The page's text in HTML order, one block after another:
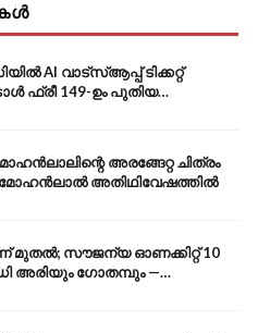
AI വാട്സ്ആപ്പ് ടിക്കറ്റ്
ഫ്രീ 149-ഉം പുതിയ
അരങ്ങേറ്റ ചിത്രം
മോഹൻലാൽ അതിഥിവേഷത്തിൽ
മുതൽ; സൗജന്യ ഓണക്കിറ്റ് 10
അരിയും ഗോതമ്പും —